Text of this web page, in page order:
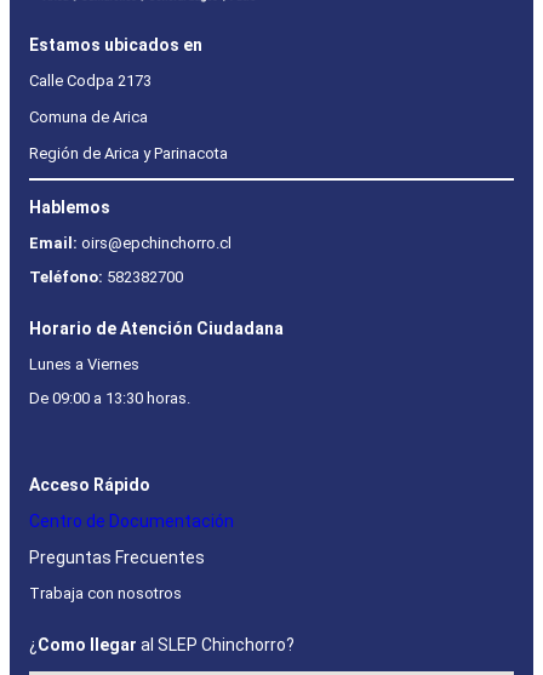
Estamos ubicados en
Calle Codpa 2173
Comuna de Arica
Región de Arica y Parinacota
Hablemos
Email: oirs@epchinchorro.cl
Teléfono: 582382700
Horario de Atención Ciudadana
Lunes a Viernes
De 09:00 a 13:30 horas.
Acceso Rápido
Centro de Documentación
Preguntas Frecuentes
Trabaja con nosotros
¿ Como llegar al SLEP Chinchorro?